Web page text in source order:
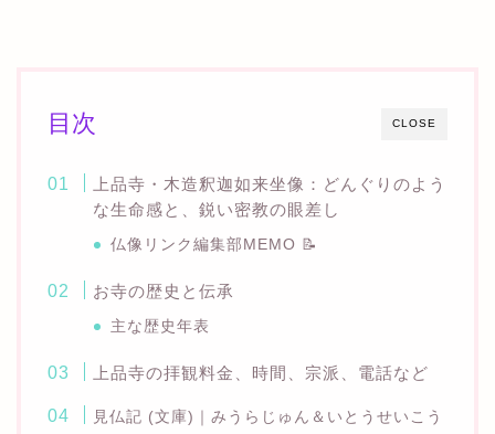
CLOSE
目次
上品寺・木造釈迦如来坐像：どんぐりのよう
な生命感と、鋭い密教の眼差し
仏像リンク編集部MEMO 📝
お寺の歴史と伝承
主な歴史年表
上品寺の拝観料金、時間、宗派、電話など
見仏記 (文庫)｜みうらじゅん＆いとうせいこう